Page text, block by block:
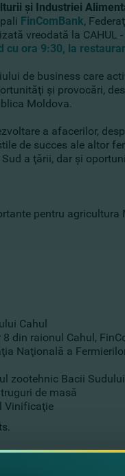
şi Industriei
FinComBank,
vreodată la CAHUL -
cu ora 9:30, la
de business care
şi provocări,
Moldova.
a afacerilor,
de succes ale altor
a ţării, dar şi
pentru agricultura
Cahul
din raionul Cahul,
Naţională a
zootehnic Bacii Sudului
de masă
Vinificaţie